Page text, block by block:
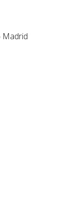
Madrid